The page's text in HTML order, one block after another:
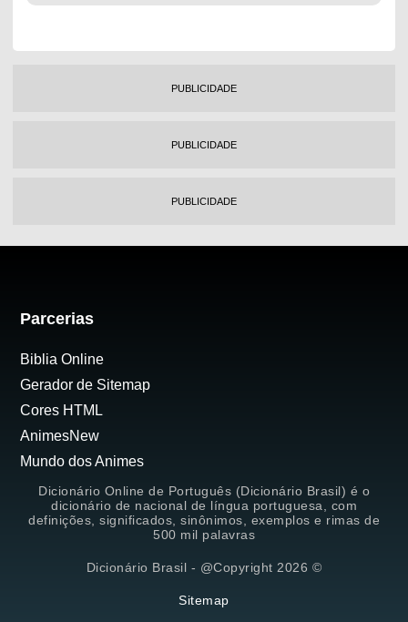
PUBLICIDADE
PUBLICIDADE
PUBLICIDADE
Parcerias
Biblia Online
Gerador de Sitemap
Cores HTML
AnimesNew
Mundo dos Animes
Dicionário Online de Português (Dicionário Brasil) é o
dicionário de nacional de língua portuguesa, com
definições, significados, sinônimos, exemplos e rimas de
500 mil palavras
Dicionário Brasil - @Copyright 2026 ©
Sitemap